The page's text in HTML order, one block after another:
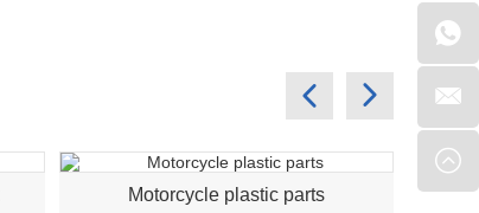
Motorcycle plastic parts